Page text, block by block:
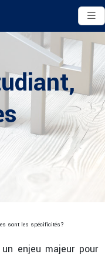
sont les spécificités?
enjeu majeur pour